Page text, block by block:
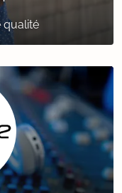
qualité